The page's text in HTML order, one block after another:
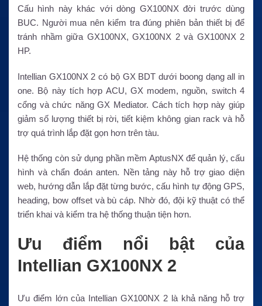
Cấu hình này khác với dòng GX100NX đời trước dùng
BUC. Người mua nên kiểm tra đúng phiên bản thiết bị để
tránh nhầm giữa GX100NX, GX100NX 2 và GX100NX 2
HP.
Intellian GX100NX 2 có bộ GX BDT dưới boong dạng all in
one. Bộ này tích hợp ACU, GX modem, nguồn, switch 4
cổng và chức năng GX Mediator. Cách tích hợp này giúp
giảm số lượng thiết bị rời, tiết kiệm không gian rack và hỗ
trợ quá trình lắp đặt gọn hơn trên tàu.
Hệ thống còn sử dụng phần mềm AptusNX để quản lý, cấu
hình và chẩn đoán anten. Nền tảng này hỗ trợ giao diện
web, hướng dẫn lắp đặt từng bước, cấu hình tự động GPS,
heading, bow offset và bù cáp. Nhờ đó, đội kỹ thuật có thể
triển khai và kiểm tra hệ thống thuận tiện hơn.
Ưu điểm nổi bật của
Intellian GX100NX 2
Ưu điểm lớn của Intellian GX100NX 2 là khả năng hỗ trợ